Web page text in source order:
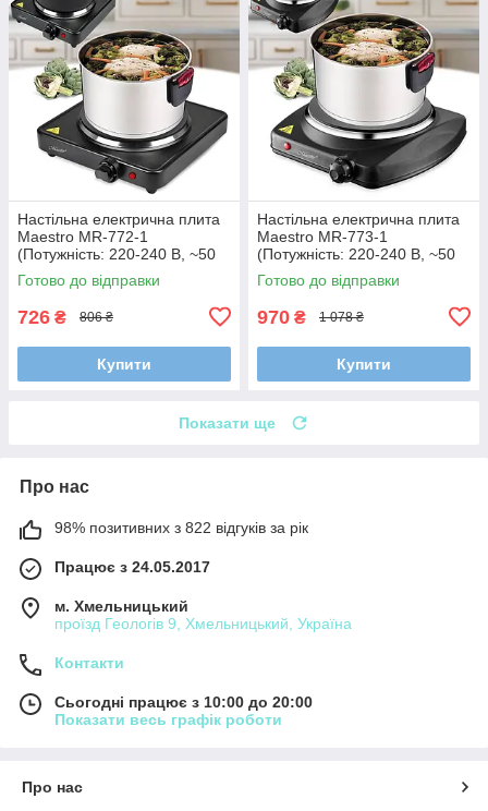
Настільна електрична плита
Maestro MR-772-1
(Потужність: 220-240 В, ~50
Гц, 1500 Вт, 185 мм)
Готово до відправки
726 ₴ 806 ₴
Купити
Настільна електрична плита
Maestro MR-773-1
(Потужність: 220-240 В, ~50
Гц, 1200 Вт, 190 мм)
Готово до відправки
970 ₴ 1 078 ₴
Купити
Показати ще
Про нас
98% позитивних з 822 відгуків за рік
Працює з 24.05.2017
м. Хмельницький
проїзд Геологів 9, Хмельницький, Україна
Контакти
Сьогодні працює з 10:00 до 20:00
Показати весь графік роботи
Про нас